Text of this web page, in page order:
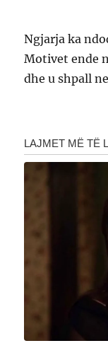
Ngjarja ka
Motivet ende
dhe u shpall